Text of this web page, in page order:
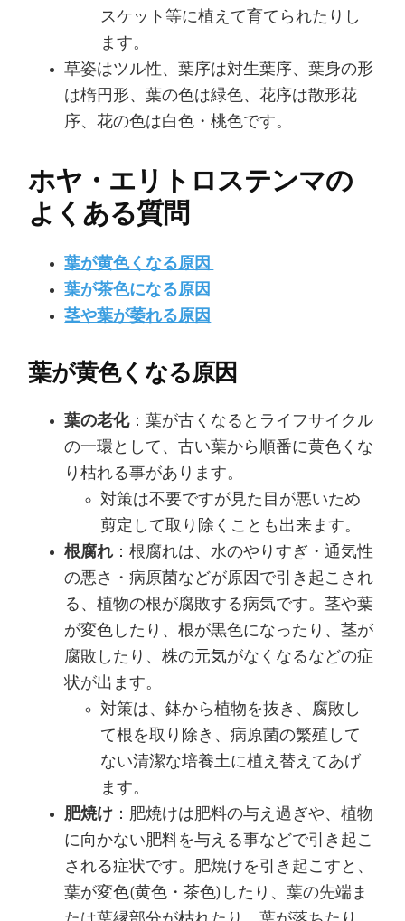
スケット等に植えて育てられたりし
ます。
草姿はツル性、葉序は対生葉序、葉身の形
は楕円形、葉の色は緑色、花序は散形花
序、花の色は白色・桃色です。
ホヤ・エリトロステンマの
よくある質問
葉が黄色くなる原因
葉が茶色になる原因
茎や葉が萎れる原因
葉が黄色くなる原因
葉の老化：葉が古くなるとライフサイクル
の一環として、古い葉から順番に黄色くな
り枯れる事があります。
対策は不要ですが見た目が悪いため
剪定して取り除くことも出来ます。
根腐れ ：根腐れは、水のやりすぎ・通気性
の悪さ・病原菌などが原因で引き起こされ
る、植物の根が腐敗する病気です。茎や葉
が変色したり、根が黒色になったり、茎が
腐敗したり、株の元気がなくなるなどの症
状が出ます。
対策は、鉢から植物を抜き、腐敗し
て根を取り除き、病原菌の繁殖して
ない清潔な培養土に植え替えてあげ
ます。
肥焼け ：肥焼けは肥料の与え過ぎや、植物
に向かない肥料を与える事などで引き起こ
される症状です。肥焼けを引き起こすと、
葉が変色(黄色・茶色)したり、葉の先端ま